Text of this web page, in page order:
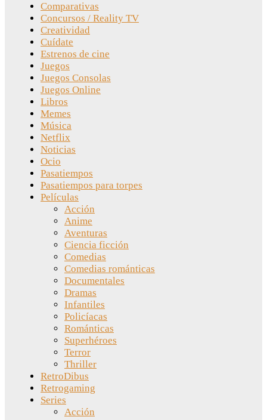
Comparativas
Concursos / Reality TV
Creatividad
Cuídate
Estrenos de cine
Juegos
Juegos Consolas
Juegos Online
Libros
Memes
Música
Netflix
Noticias
Ocio
Pasatiempos
Pasatiempos para torpes
Películas
Acción
Anime
Aventuras
Ciencia ficción
Comedias
Comedias románticas
Documentales
Dramas
Infantiles
Policíacas
Románticas
Superhéroes
Terror
Thriller
RetroDibus
Retrogaming
Series
Acción